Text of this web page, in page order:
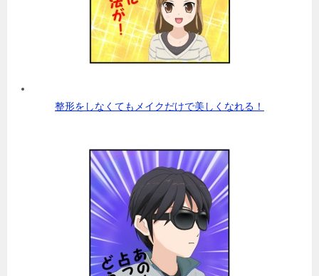
整形をしなくてもメイクだけで美しくなれる！